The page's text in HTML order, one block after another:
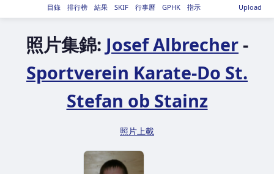
Upload
目錄 排行榜 結果 SKIF 行事曆 GPHK 指示
照片集錦: Josef Albrecher-
Sportverein Karate-Do St.
Stefan ob Stainz
照片上載